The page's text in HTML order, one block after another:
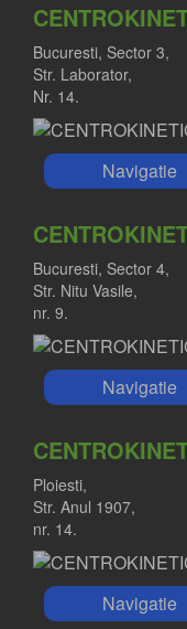
Bucuresti, Sector 3,
Str. Laborator,
Nr. 14.
Navigatie
Bucuresti, Sector 4,
Str. Nitu Vasile,
nr. 9.
Navigatie
Ploiesti,
Str. Anul 1907,
nr. 14.
Navigatie